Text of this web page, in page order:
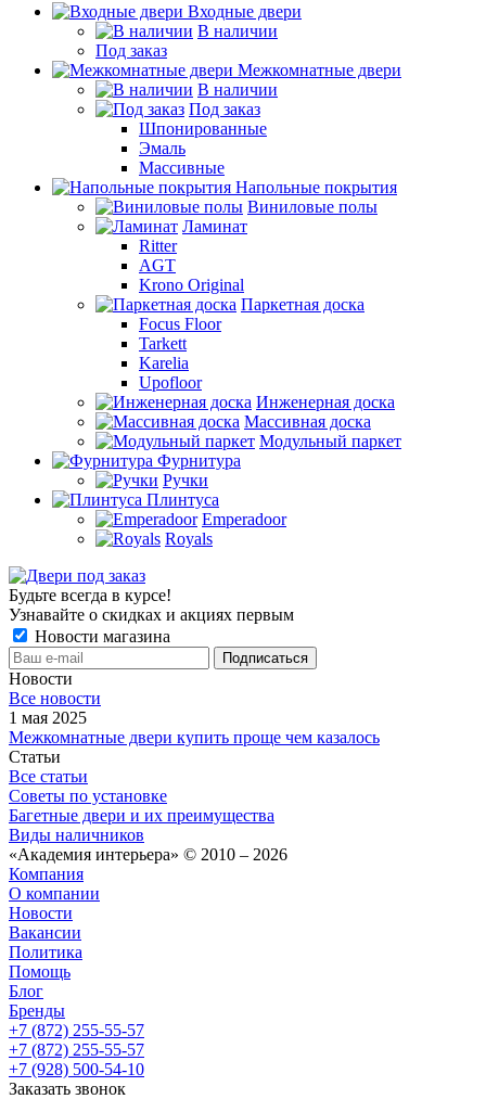
Входные двери
В наличии
Под заказ
Межкомнатные двери
В наличии
Под заказ
Шпонированные
Эмаль
Массивные
Напольные покрытия
Виниловые полы
Ламинат
Ritter
AGT
Krono Original
Паркетная доска
Focus Floor
Tarkett
Karelia
Upofloor
Инженерная доска
Массивная доска
Модульный паркет
Фурнитура
Ручки
Плинтуса
Emperadoor
Royals
Будьте всегда в курсе!
Узнавайте о скидках и акциях первым
Новости магазина
Новости
Все новости
1 мая 2025
Межкомнатные двери купить проще чем казалось
Статьи
Все статьи
Советы по установке
Багетные двери и их преимущества
Виды наличников
«Академия интерьера» © 2010 – 2026
Компания
О компании
Новости
Вакансии
Политика
Помощь
Блог
Бренды
+7 (872) 255-55-57
+7 (872) 255-55-57
+7 (928) 500-54-10
Заказать звонок